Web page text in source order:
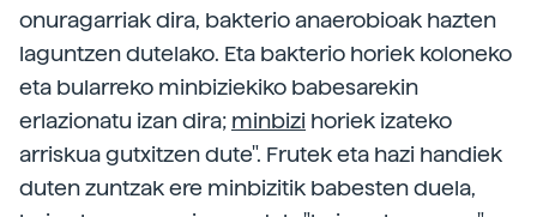
onuragarriak dira, bakterio anaerobioak hazten
laguntzen dutelako. Eta bakterio horiek koloneko
eta bularreko minbiziekiko babesarekin
erlazionatu izan dira; minbizi horiek izateko
arriskua gutxitzen dute". Frutek eta hazi handiek
duten zuntzak ere minbizitik babesten duela,